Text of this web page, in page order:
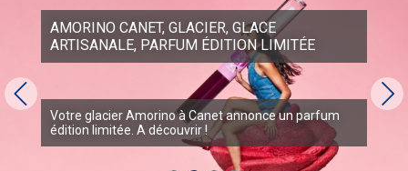
AMORINO CANET, GLACIER, GLACE
ARTISANALE, PARFUM ÉDITION LIMITÉE
Votre glacier Amorino à Canet annonce un parfum
édition limitée. A découvrir !